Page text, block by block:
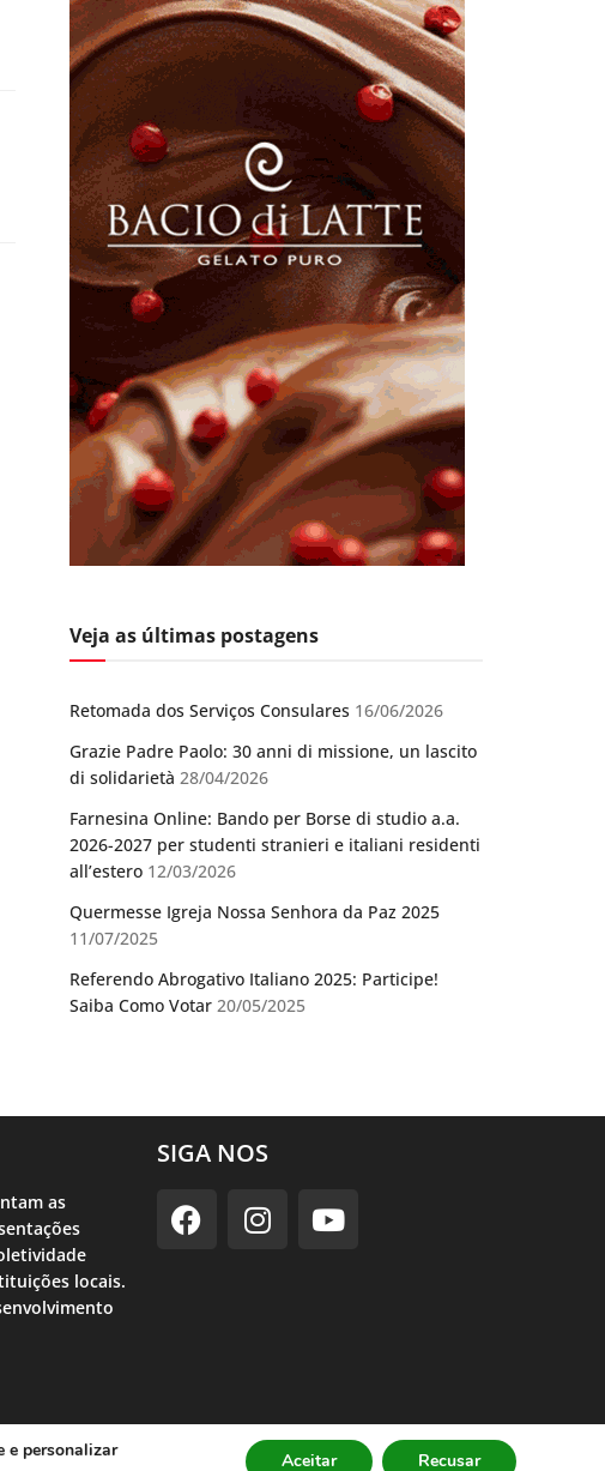
Veja as últimas postagens
Retomada dos Serviços Consulares 16/06/2026
Grazie Padre Paolo: 30 anni di missione, un lascito
di solidarietà 28/04/2026
Farnesina Online: Bando per Borse di studio a.a.
2026-2027 per studenti stranieri e italiani residenti
all’estero 12/03/2026
Quermesse Igreja Nossa Senhora da Paz 2025
11/07/2025
Referendo Abrogativo Italiano 2025: Participe!
Saiba Como Votar 20/05/2025
as
locais.
SIGA NOS
Política de Privacidade
e personalizar
Aceitar Recusar